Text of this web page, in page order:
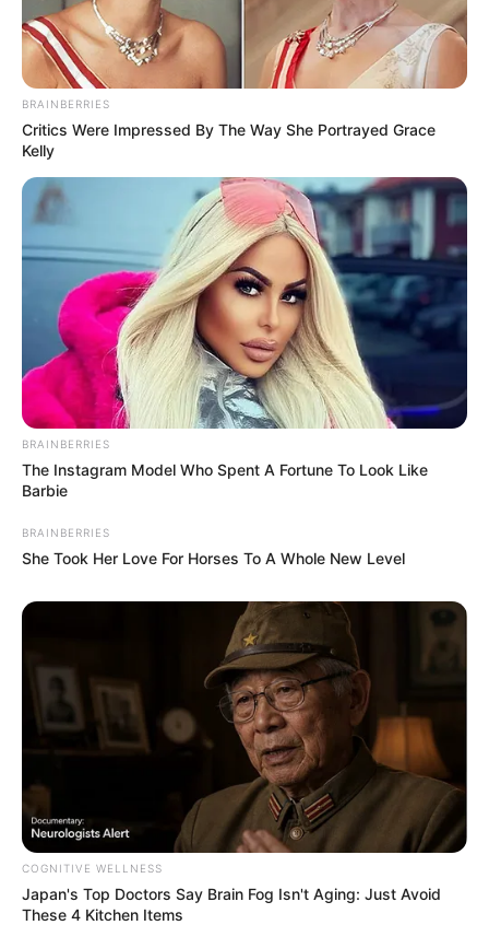
τα ακριβή αίτια που οδήγησαν στο ατύχημα.
λεωφορειακές γραμμές με τη
λειτουργία της επέκτασης του Μετρό
στην Καλαμαριά
Τραγωδία στην Πάτρα: Πέθανε βρέφος
οκτώ ημερών στη ΜΕΘ του «Άγιος
Ανδρέας»
Απάτη με τρακτέρ στην Εύβοια: Έκανε
φτερά προκαταβολή 2.480€
Σκιάθος: Φυλάκιση 15 μηνών στη
Κέντρο Υγείας
Δείτε όλες τις τελευταίεςΕιδήσεις
από την Ελλάδα και
τον Κόσμο, τη στιγμή που συμβαίνουν, στο
Newstok.gr
BRAINBERRIES
Critics Were Impressed By The Way She Portrayed Grace
Kelly
BRAINBERRIES
The Instagram Model Who Spent A Fortune To Look Like
Barbie
BRAINBERRIES
She Took Her Love For Horses To A Whole New Level
COGNITIVE WELLNESS
Japan's Top Doctors Say Bra​in Fo​g Isn't Aging: Just Avoid
These 4 Kitchen Items